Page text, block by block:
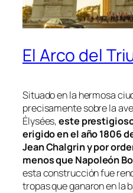
El Arco del
Situado en la hermosa
precisamente sobre la
Élysées,este
erigido en el año 1806
Jean Chalgrin y por
menos que Napoleón
esta construcción fue
tropas que ganaron en la